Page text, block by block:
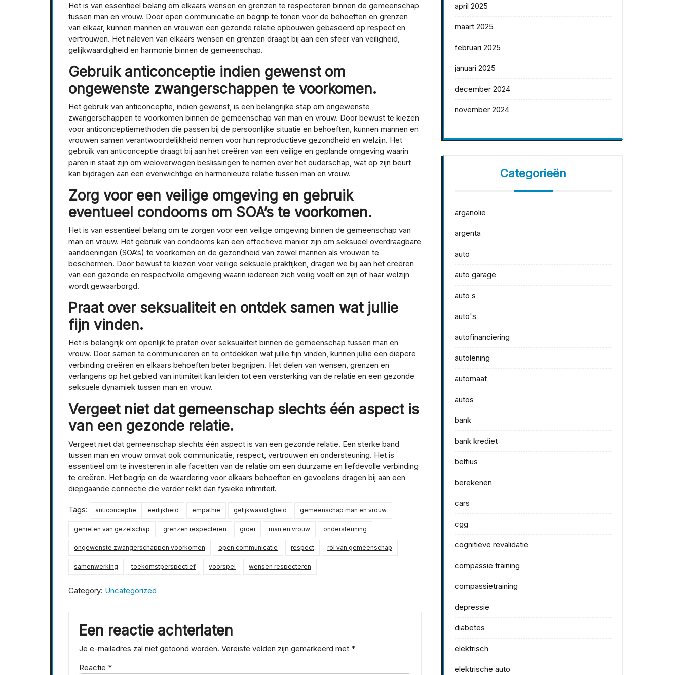
Het is van essentieel belang om elkaars wensen en grenzen te respecteren binnen de gemeenschap
tussen man en vrouw. Door open communicatie en begrip te tonen voor de behoeften en grenzen
van elkaar, kunnen mannen en vrouwen een gezonde relatie opbouwen gebaseerd op respect en
vertrouwen. Het naleven van elkaars wensen en grenzen draagt bij aan een sfeer van veiligheid,
gelijkwaardigheid en harmonie binnen de gemeenschap.
Gebruik anticonceptie indien gewenst om
ongewenste zwangerschappen te voorkomen.
Het gebruik van anticonceptie, indien gewenst, is een belangrijke stap om ongewenste
zwangerschappen te voorkomen binnen de gemeenschap van man en vrouw. Door bewust te kiezen
voor anticonceptiemethoden die passen bij de persoonlijke situatie en behoeften, kunnen mannen en
vrouwen samen verantwoordelijkheid nemen voor hun reproductieve gezondheid en welzijn. Het
gebruik van anticonceptie draagt bij aan het creëren van een veilige en geplande omgeving waarin
paren in staat zijn om weloverwogen beslissingen te nemen over het ouderschap, wat op zijn beurt
kan bijdragen aan een evenwichtige en harmonieuze relatie tussen man en vrouw.
Zorg voor een veilige omgeving en gebruik
eventueel condooms om SOA’s te voorkomen.
Het is van essentieel belang om te zorgen voor een veilige omgeving binnen de gemeenschap van
man en vrouw. Het gebruik van condooms kan een effectieve manier zijn om seksueel overdraagbare
aandoeningen (SOA’s) te voorkomen en de gezondheid van zowel mannen als vrouwen te
beschermen. Door bewust te kiezen voor veilige seksuele praktijken, dragen we bij aan het creëren
van een gezonde en respectvolle omgeving waarin iedereen zich veilig voelt en zijn of haar welzijn
wordt gewaarborgd.
Praat over seksualiteit en ontdek samen wat jullie
fijn vinden.
Het is belangrijk om openlijk te praten over seksualiteit binnen de gemeenschap tussen man en
vrouw. Door samen te communiceren en te ontdekken wat jullie fijn vinden, kunnen jullie een diepere
verbinding creëren en elkaars behoeften beter begrijpen. Het delen van wensen, grenzen en
verlangens op het gebied van intimiteit kan leiden tot een versterking van de relatie en een gezonde
seksuele dynamiek tussen man en vrouw.
Vergeet niet dat gemeenschap slechts één aspect is
van een gezonde relatie.
Vergeet niet dat gemeenschap slechts één aspect is van een gezonde relatie. Een sterke band
tussen man en vrouw omvat ook communicatie, respect, vertrouwen en ondersteuning. Het is
essentieel om te investeren in alle facetten van de relatie om een duurzame en liefdevolle verbinding
te creëren. Het begrip en de waardering voor elkaars behoeften en gevoelens dragen bij aan een
diepgaande connectie die verder reikt dan fysieke intimiteit.
Tags: anticonceptie eerlijkheid empathie gelijkwaardigheid gemeenschap man en vrouw
genieten van gezelschap grenzen respecteren groei man en vrouw ondersteuning
ongewenste zwangerschappen voorkomen open communicatie respect rol van gemeenschap
samenwerking toekomstperspectief voorspel wensen respecteren
Category: Uncategorized
Een reactie achterlaten
Je e-mailadres zal niet getoond worden. Vereiste velden zijn gemarkeerd met *
Reactie *
april 2025
maart 2025
februari 2025
januari 2025
december 2024
november 2024
Categorieën
arganolie
argenta
auto
auto garage
auto s
auto's
autofinanciering
autolening
automaat
autos
bank
bank krediet
belfius
berekenen
cars
cgg
cognitieve revalidatie
compassie training
compassietraining
depressie
diabetes
elektrisch
elektrische auto